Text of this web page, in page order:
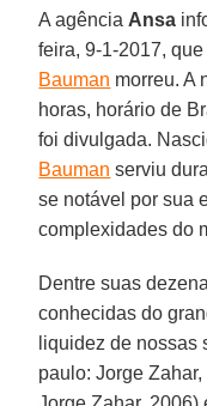
A agência Ansa
feira, 9-1-2017,
Bauman morreu. A
horas, horário de
foi divulgada.
Bauman serviu
se notável por sua
complexidades do
Dentre suas
conhecidas do
liquidez de
paulo: Jorge Zahar,